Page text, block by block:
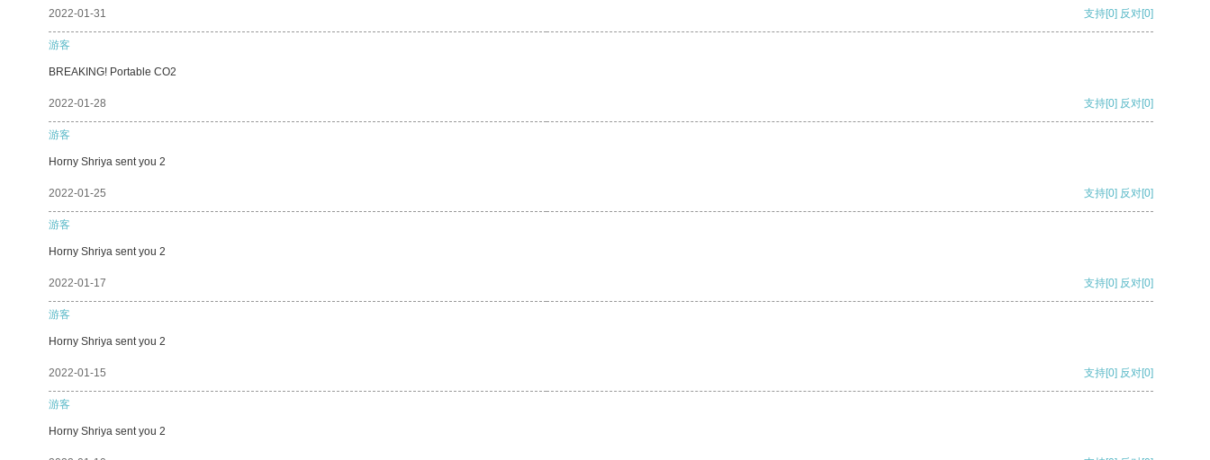
2022-01-31 支持[0] 反对[0]
游客
BREAKING! Portable CO2
2022-01-28 支持[0] 反对[0]
游客
Horny Shriya sent you 2
2022-01-25 支持[0] 反对[0]
游客
Horny Shriya sent you 2
2022-01-17 支持[0] 反对[0]
游客
Horny Shriya sent you 2
2022-01-15 支持[0] 反对[0]
游客
Horny Shriya sent you 2